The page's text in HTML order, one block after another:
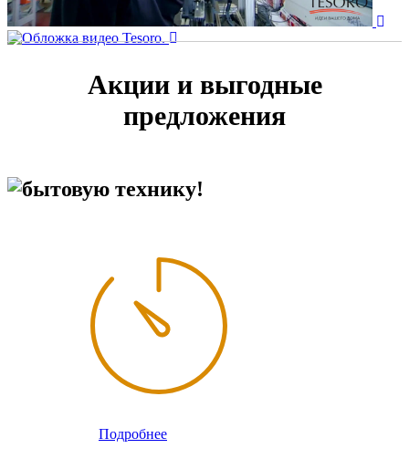
Акции и выгодные
предложения
бытовую технику!
Подробнее